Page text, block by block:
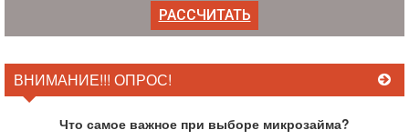
ВНИМАНИЕ!!! ОПРОС!
Что самое важное при выборе микрозайма?